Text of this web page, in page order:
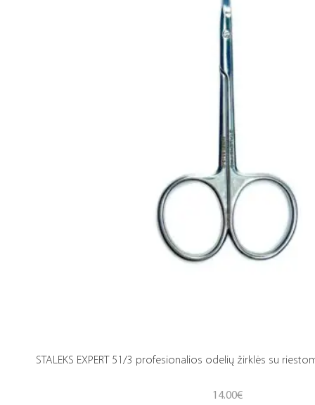
STALEKS EXPERT 51/3 profesionalios odelių žirklės su
14.00€